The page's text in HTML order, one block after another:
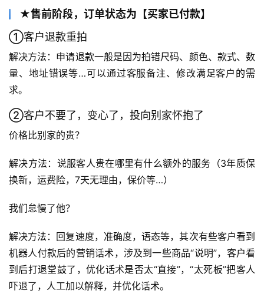
★售前阶段，订单状态为【买家已付款】
①客户退款重拍
解决方法：申请退款一般是因为拍错尺码、颜色、款式、数
量、地址错误等…可以通过客服备注、修改满足客户的需
求。
②客户不要了，变心了，投向别家怀抱了
价格比别家的贵？
解决方法：说服客人贵在哪里有什么额外的服务（3年质保
换新，运费险，7天无理由，保价等…）
我们怠慢了他？
解决方法：回复速度，准确度，语态等，其次有些客户看到
机器人付款后的营销话术，涉及到一些商品“说明”，客户看
到后打退堂鼓了，优化话术是否太“直接”，“太死板”把客人
吓退了，人工加以解释，并优化话术。